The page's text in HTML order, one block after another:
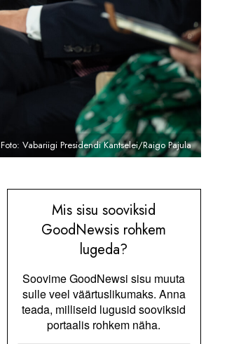
Foto: Vabariigi Presidendi Kantselei/Raigo Pajula
Mis sisu sooviksid
GoodNewsis rohkem
lugeda?
Soovime GoodNewsi sisu muuta
sulle veel väärtuslikumaks. Anna
teada, milliseid lugusid sooviksid
portaalis rohkem näha.